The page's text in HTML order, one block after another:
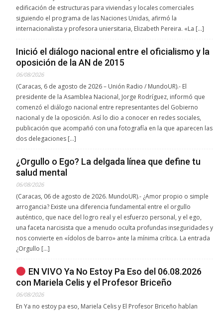
edificación de estructuras para viviendas y locales comerciales
siguiendo el programa de las Naciones Unidas, afirmó la
internacionalista y profesora uniersitaria, Elizabeth Pereira. «La […]
Inició el diálogo nacional entre el oficialismo y la
oposición de la AN de 2015
06/08/2026
(Caracas, 6 de agosto de 2026 – Unión Radio / MundoUR).- El
presidente de la Asamblea Nacional, Jorge Rodríguez, informó que
comenzó el diálogo nacional entre representantes del Gobierno
nacional y de la oposición. Así lo dio a conocer en redes sociales,
publicación que acompañó con una fotografía en la que aparecen las
dos delegaciones […]
¿Orgullo o Ego? La delgada línea que define tu
salud mental
06/08/2026
(Caracas, 06 de agosto de 2026. MundoUR).- ¿Amor propio o simple
arrogancia? Existe una diferencia fundamental entre el orgullo
auténtico, que nace del logro real y el esfuerzo personal, y el ego,
una faceta narcisista que a menudo oculta profundas inseguridades y
nos convierte en «ídolos de barro» ante la mínima crítica. La entrada
¿Orgullo […]
EN VIVO Ya No Estoy Pa Eso del 06.08.2026
con Mariela Celis y el Profesor Briceño
06/08/2026
En Ya no estoy pa eso, Mariela Celis y El Profesor Briceño hablan